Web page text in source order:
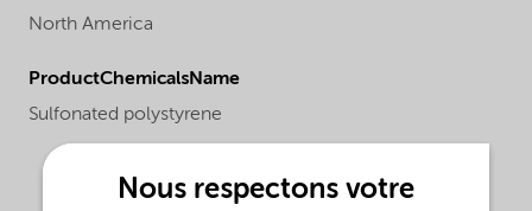
North America
ProductChemicalsName
Sulfonated polystyrene
Nous respectons votre